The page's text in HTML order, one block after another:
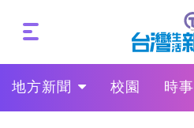
地方新聞 校園 時事